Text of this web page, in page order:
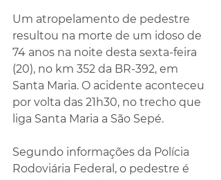
Um atropelamento de pedestre
resultou na morte de um idoso de
74 anos na noite desta sexta-feira
(20), no km 352 da BR-392, em
Santa Maria. O acidente aconteceu
por volta das 21h30, no trecho que
liga Santa Maria a São Sepé.
Segundo informações da Polícia
Rodoviária Federal, o pedestre é